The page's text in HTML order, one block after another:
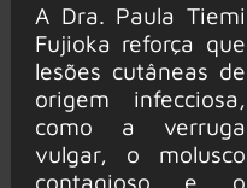
A Dra. Paula Tiemi
Fujioka reforça que
lesões cutâneas de
origem infecciosa,
como a verruga
vulgar, o molusco
contagioso e o